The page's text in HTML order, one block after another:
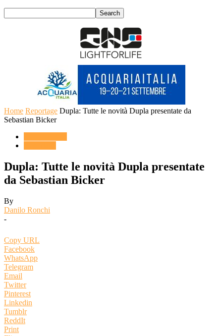
Home Reportage Dupla: Tutte le novità Dupla presentate da
Sebastian Bicker
Dupla: Tutte le novità Dupla presentate
da Sebastian Bicker
By
Danilo Ronchi
-
Copy URL
Facebook
WhatsApp
Telegram
Email
Twitter
Pinterest
Linkedin
Tumblr
ReddIt
Print